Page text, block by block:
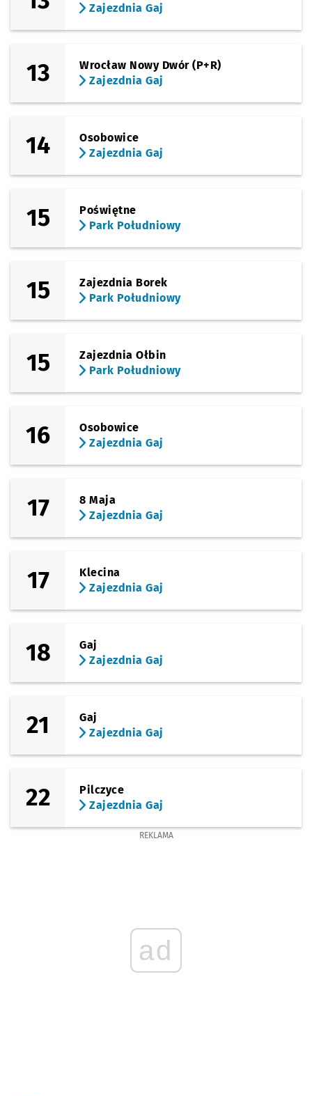
Zajezdnia Gaj
13
Wrocław Nowy Dwór (P+R)
Zajezdnia Gaj
14
Osobowice
Zajezdnia Gaj
15
Poświętne
Park Południowy
15
Zajezdnia Borek
Park Południowy
15
Zajezdnia Ołbin
Park Południowy
16
Osobowice
Zajezdnia Gaj
17
8 Maja
Zajezdnia Gaj
17
Klecina
Zajezdnia Gaj
18
Gaj
Zajezdnia Gaj
21
Gaj
Zajezdnia Gaj
22
Pilczyce
Zajezdnia Gaj
REKLAMA
ad